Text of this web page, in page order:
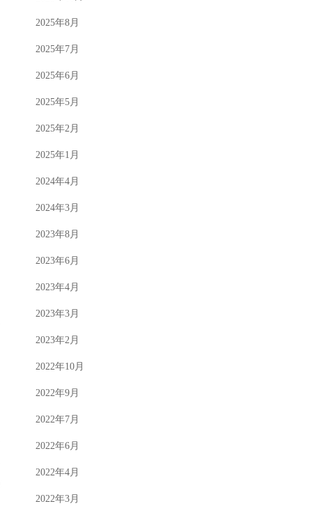
2025年8月
2025年7月
2025年6月
2025年5月
2025年2月
2025年1月
2024年4月
2024年3月
2023年8月
2023年6月
2023年4月
2023年3月
2023年2月
2022年10月
2022年9月
2022年7月
2022年6月
2022年4月
2022年3月